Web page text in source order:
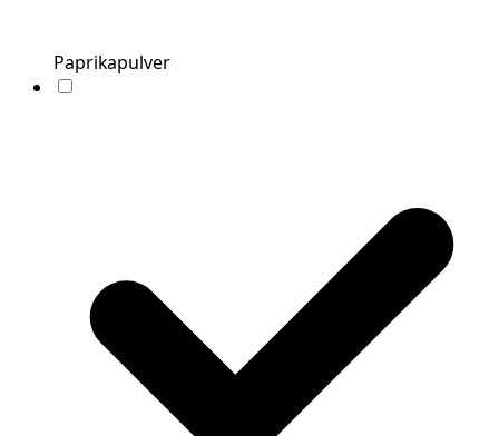
Paprikapulver